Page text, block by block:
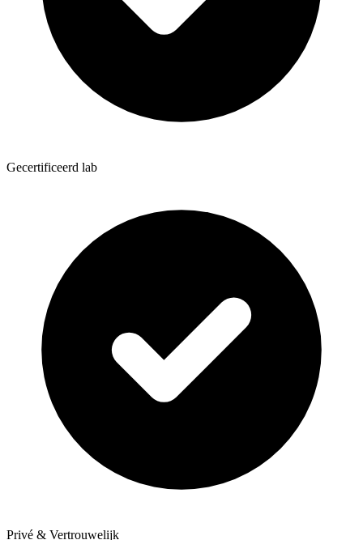
Gecertificeerd lab
Privé & Vertrouwelijk